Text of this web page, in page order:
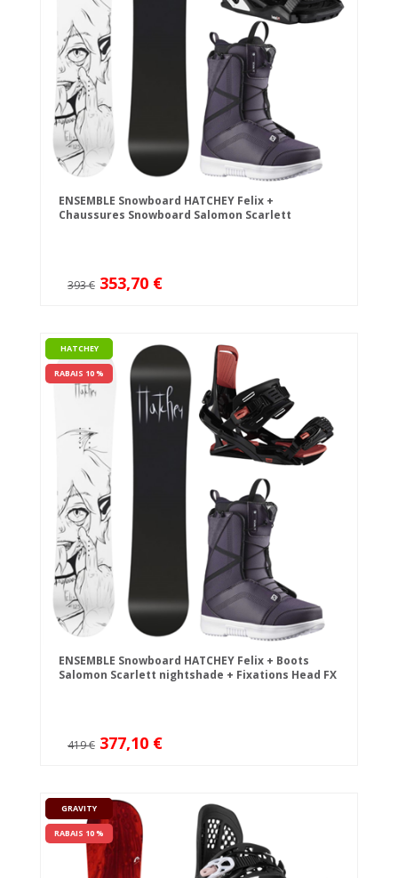
ENSEMBLE Snowboard HATCHEY Felix +
Chaussures Snowboard Salomon Scarlett
393 € 353,70 €
HATCHEY
RABAIS 10 %
ENSEMBLE Snowboard HATCHEY Felix + Boots
Salomon Scarlett nightshade + Fixations Head FX
419 € 377,10 €
GRAVITY
RABAIS 10 %